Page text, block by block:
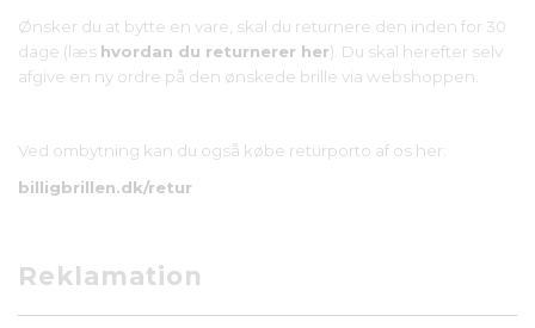
Ønsker du at bytte en vare, skal du returnere den inden for 30
dage (læs hvordan du returnerer her). Du skal herefter selv
afgive en ny ordre på den ønskede brille via webshoppen.
Ved ombytning kan du også købe returporto af os her:
billigbrillen.dk/retur
Reklamation